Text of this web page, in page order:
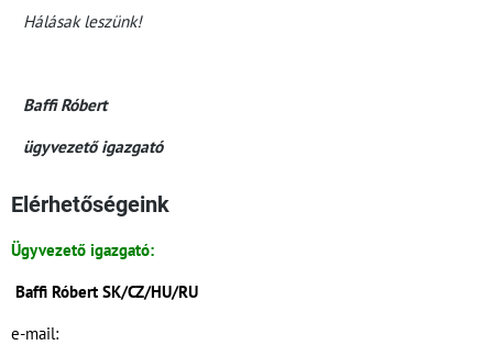
Hálásak leszünk!
Baffi Róbert
ügyvezető igazgató
Elérhetőségeink
Ügyvezető igazgató:
Baffi Róbert SK/CZ/HU/RU
e-mail: